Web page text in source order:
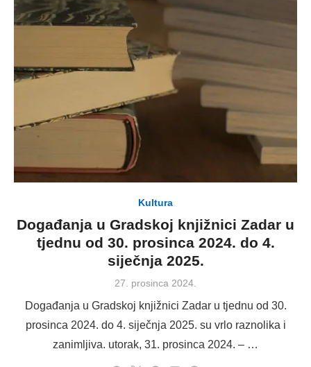
Kultura
Događanja u Gradskoj knjižnici Zadar u
tjednu od 30. prosinca 2024. do 4.
siječnja 2025.
Posted
27. prosinca 2024.
Događanja u Gradskoj knjižnici Zadar u tjednu od 30.
prosinca 2024. do 4. siječnja 2025. su vrlo raznolika i
zanimljiva. utorak, 31. prosinca 2024. – …